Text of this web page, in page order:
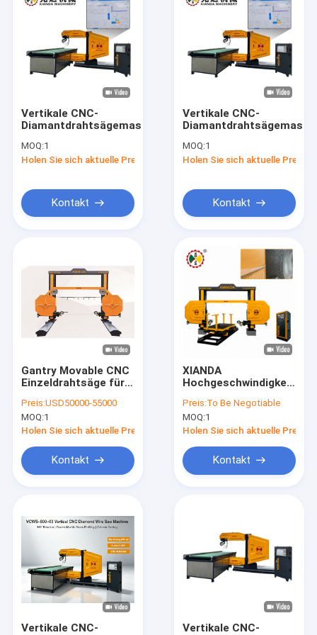
Produkte
VR Show
Über uns
Treten Sie mit uns in Verbindung
Nachrichten
Fordern Sie ein Zitat
Diamond Wire Saw Machine
schnitzende Steinmaschine cnc
Spalten-Schneidemaschine
Vertikale CNC-
Diamantdrahtsägemaschine
MOQ:1
Holen Sie sich aktuelle Preis
Kontakt
Vertikale CNC-
MOQ:1
Holen Sie sich aktuelle Preis
Kontakt
Gantry Movable CNC
Einzeldrahtsäge für
Markt
Preis:USD50000-55000
MOQ:1
Holen Sie sich aktuelle Preis
Kontakt
XIANDA
Hochgeschwindigkeits
Diamantdrahtsäge
für das
Präzisionsschneiden
Preis:To Be Negotiable
MOQ:1
Holen Sie sich aktuelle Preis
Kontakt
Vertikale CNC-
Vertikale CNC-